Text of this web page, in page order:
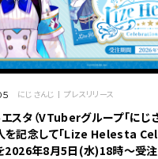
にじさんじ プレスリリース
エスタ（VTuberグループ「にじ
を記念して「Lize Helesta
2026年8月5日(水)18時～受注